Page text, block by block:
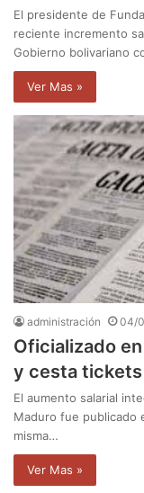
El presidente de
reciente incremento
Gobierno bolivariano
Ver Mas »
administración 04/
Oficializado
y cesta tickets
El aumento salarial
Maduro fue publicado
misma…
Ver Mas »